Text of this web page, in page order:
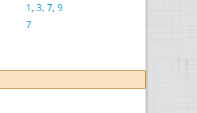
1, 3, 7, 9
7